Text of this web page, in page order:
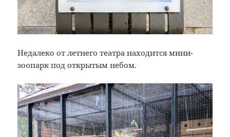
Недалеко от летнего театра находится мини-
зоопарк под открытым небом.